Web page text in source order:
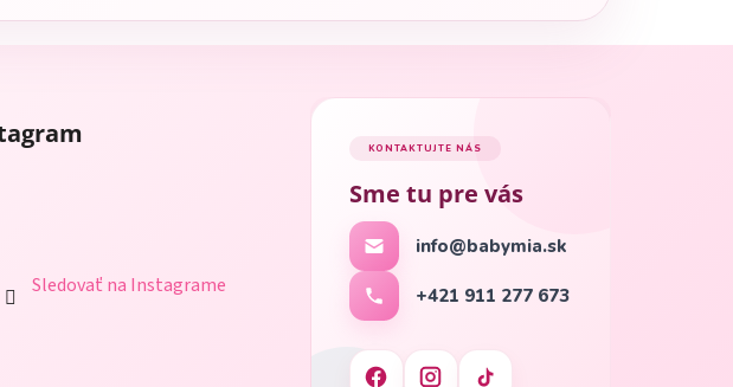
Sledovať na Instagrame
KONTAKTUJTE NÁS
Sme tu pre vás
info@babymia.sk
+421 911 277 673